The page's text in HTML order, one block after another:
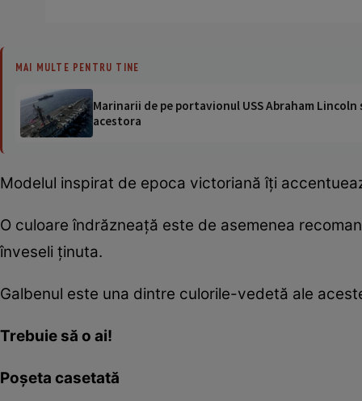
MAI MULTE PENTRU TINE
Marinarii de pe portavionul USS Abraham
acestora
Modelul inspirat de epoca victoriană îţi
O culoare îndrăzneaţă este de asemenea
înveseli ţinuta.
Galbenul este una dintre culorile-vedetă ale
Trebuie să o ai!
Poşeta casetată